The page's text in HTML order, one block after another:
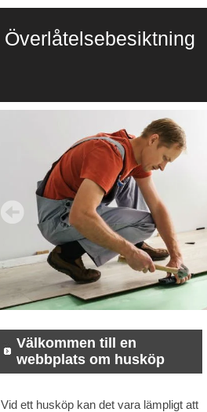
Överlåtelsebesiktning
Välkommen till en
webbplats om husköp
Vid ett husköp kan det vara lämpligt att